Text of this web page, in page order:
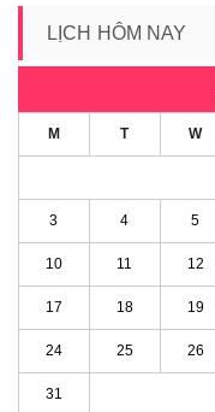
LỊCH HÔM NAY
M T W
3 4 5
10 11 12
17 18 19
24 25 26
31